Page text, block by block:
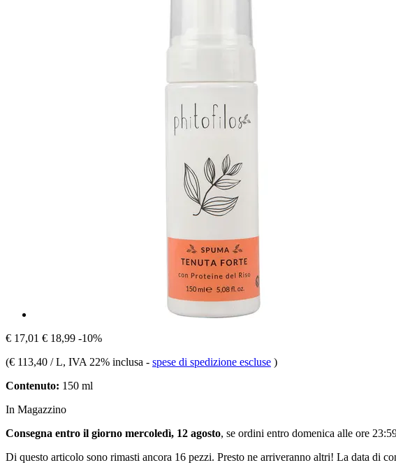
€ 17,01 € 18,99 -10%
(€ 113,40 / L, IVA 22% inclusa - spese di spedizione escluse )
Contenuto: 150 ml
In Magazzino
Consegna entro il giorno mercoledì, 12 agosto, se ordini entro domenica alle ore
Di questo articolo sono rimasti ancora 16 pezzi. Presto ne arriveranno altri! La data di